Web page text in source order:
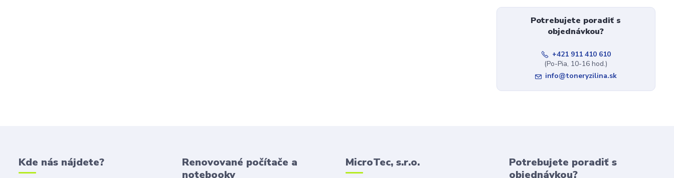
Potrebujete poradiť s
objednávkou?
+421 911 410 610
(Po-Pia, 10-16 hod.)
info@toneryzilina.sk
Kde nás nájdete?
Renovované počítače a
notebooky
MicroTec, s.r.o.
Potrebujete poradiť s
objednávkou?